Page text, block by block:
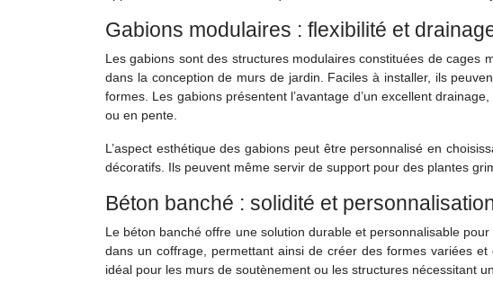
Gabions modulaires : flexibilité et
Les gabions sont des structures modulaires constituées de cages
dans la conception de murs de jardin. Faciles à installer, ils
formes. Les gabions présentent l’avantage d’un excellent
ou en pente.
L’aspect esthétique des gabions peut être personnalisé en
décoratifs. Ils peuvent même servir de support pour des plantes
Béton banché : solidité et
Le béton banché offre une solution durable et personnalisable
dans un coffrage, permettant ainsi de créer des formes variées
idéal pour les murs de soutènement ou les structures nécessitant